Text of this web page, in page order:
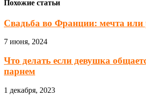
Похожие статьи
Свадьба во Франции: мечта или
7 июня, 2024
Что делать если девушка
парнем
1 декабря, 2023